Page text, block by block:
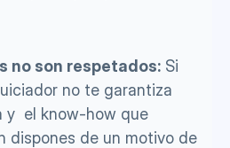
no son respetados: Si
no te garantiza
y  el know-how que
dispones de un motivo de